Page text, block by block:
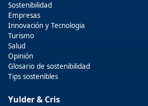
Sostenibilidad
Empresas
Innovación y Tecnologia
Turismo
Salud
Opinión
Glosario de sostenibilidad
Tips sostenibles
Yulder & Cris